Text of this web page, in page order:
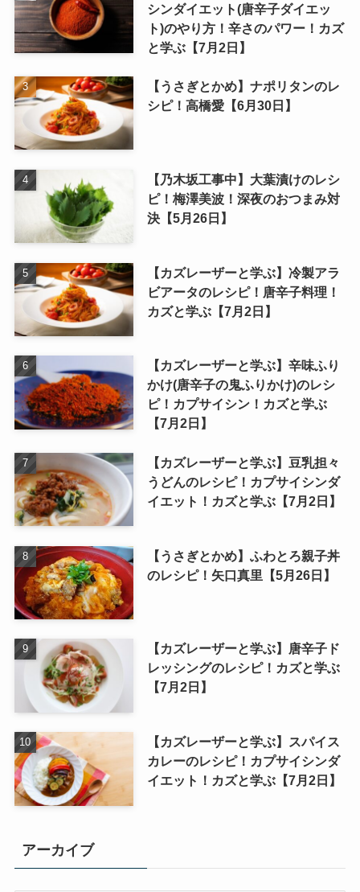
シンダイエット(唐辛子ダイエッ
ト)のやり方！辛さのパワー！カズ
と学ぶ【7月2日】
【うさぎとかめ】ナポリタンのレ
シピ！高橋愛【6月30日】
【乃木坂工事中】大葉漬けのレシ
ピ！梅澤美波！深夜のおつまみ対
決【5月26日】
【カズレーザーと学ぶ】冷製アラ
ビアータのレシピ！唐辛子料理！
カズと学ぶ【7月2日】
【カズレーザーと学ぶ】辛味ふり
かけ(唐辛子の鬼ふりかけ)のレシ
ピ！カプサイシン！カズと学ぶ
【7月2日】
【カズレーザーと学ぶ】豆乳担々
うどんのレシピ！カプサイシンダ
イエット！カズと学ぶ【7月2日】
【うさぎとかめ】ふわとろ親子丼
のレシピ！矢口真里【5月26日】
【カズレーザーと学ぶ】唐辛子ド
レッシングのレシピ！カズと学ぶ
【7月2日】
【カズレーザーと学ぶ】スパイス
カレーのレシピ！カプサイシンダ
イエット！カズと学ぶ【7月2日】
アーカイブ